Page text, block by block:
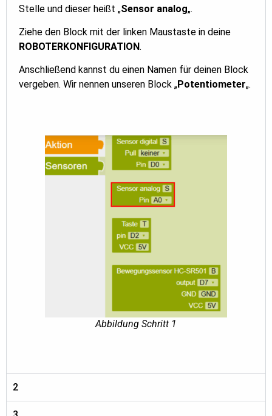
Stelle und dieser heißt „Sensor analog„.
Ziehe den Block mit der linken Maustaste in deine
ROBOTERKONFIGURATION.
Anschließend kannst du einen Namen für deinen Block
vergeben. Wir nennen unseren Block „Potentiometer„.
Abbildung Schritt 1
2
Wenn du eine technische Frage hast, kann ich dir
Kundendienst.